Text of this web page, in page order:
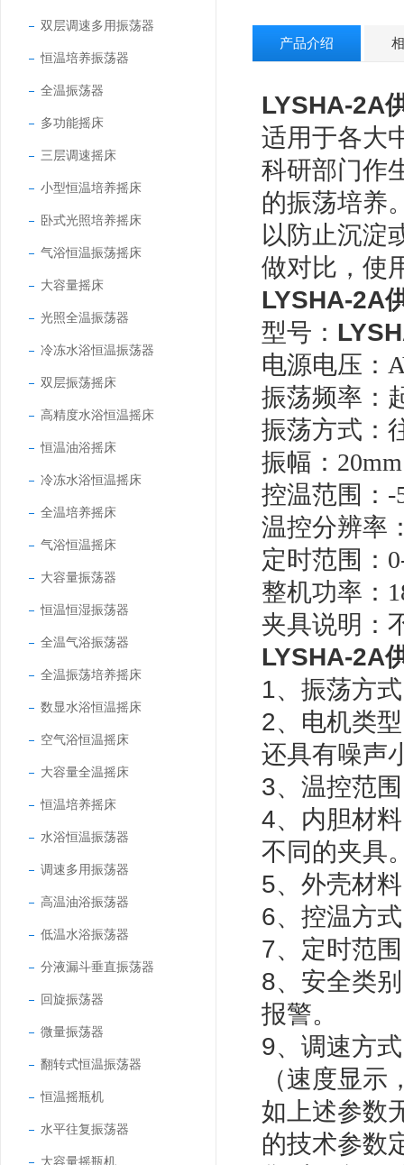
双层调速多用振荡器
恒温培养振荡器
全温振荡器
多功能摇床
三层调速摇床
小型恒温培养摇床
卧式光照培养摇床
气浴恒温振荡摇床
大容量摇床
光照全温振荡器
冷冻水浴恒温振荡器
双层振荡摇床
高精度水浴恒温摇床
恒温油浴摇床
冷冻水浴恒温摇床
全温培养摇床
气浴恒温摇床
大容量振荡器
恒温恒湿振荡器
全温气浴振荡器
全温振荡培养摇床
数显水浴恒温摇床
空气浴恒温摇床
大容量全温摇床
恒温培养摇床
水浴恒温振荡器
调速多用振荡器
高温油浴振荡器
低温水浴振荡器
分液漏斗垂直振荡器
回旋振荡器
微量振荡器
翻转式恒温振荡器
恒温摇瓶机
水平往复振荡器
大容量摇瓶机
产品介绍
LYSHA-2A
适用于各大
科研部门作
的振荡培养
以防止沉淀
做对比，使
LYSHA-2A
型号：
电源电压：
振荡频率：
振荡方式：
振幅： 20mm
控温范围： -
温控分辨率
定时范围：
整机功率：
夹具说明：
LYSHA-2A
1、 振荡方
2、 电机类
还具有噪声
3、 温控范
4、内胆材
不同的夹具
5、外壳材
6、 控温方
7、 定时范
8、安全类
报警。
9、 调速方
（速度显
如上述参数
的技术参数